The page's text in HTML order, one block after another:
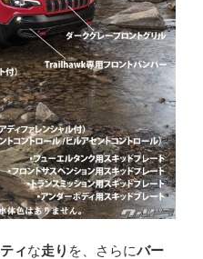
ィな走り を、さらにバー